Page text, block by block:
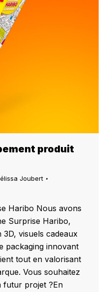
produit
Joubert
Haribo Nous avons
Surprise Haribo,
visuels cadeaux
packaging innovant
tout en valorisant
Vous souhaitez
futur projet ?En